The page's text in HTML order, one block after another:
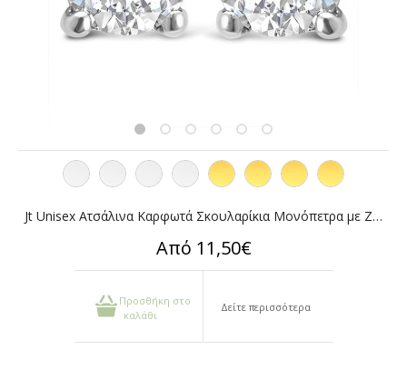
Jt Unisex Ατσάλινα Καρφωτά Σκουλαρίκια Μονόπετρα με Ζιργκόν
Από 11,50€
Προσθήκη στο
καλάθι
Δείτε περισσότερα